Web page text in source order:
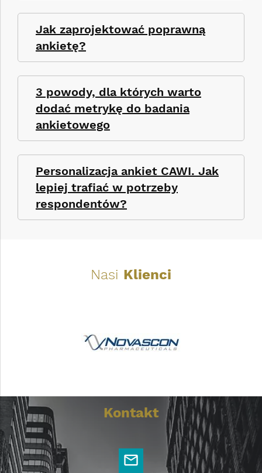
Jak zaprojektować poprawną
ankietę?
3 powody, dla których warto
dodać metrykę do badania
ankietowego
Personalizacja ankiet CAWI. Jak
lepiej trafiać w potrzeby
respondentów?
Nasi Klienci
Kontakt